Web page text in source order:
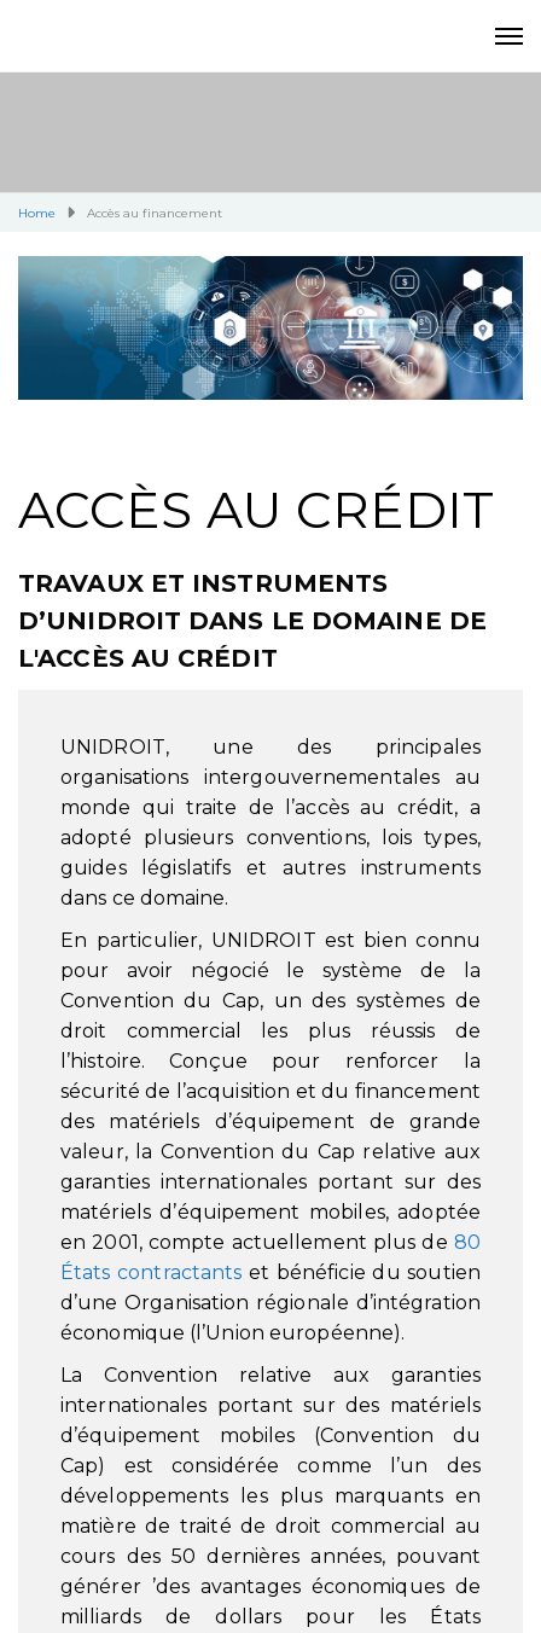
Home Accès au financement
ACCÈS AU CRÉDIT
TRAVAUX ET INSTRUMENTS
D’UNIDROIT DANS LE DOMAINE DE
L'ACCÈS AU CRÉDIT
UNIDROIT, une des principales
organisations intergouvernementales au
monde qui traite de l’accès au crédit, a
adopté plusieurs conventions, lois types,
guides législatifs et autres instruments
dans ce domaine.
En particulier, UNIDROIT est bien connu
pour avoir négocié le système de la
Convention du Cap, un des systèmes de
droit commercial les plus réussis de
l’histoire. Conçue pour renforcer la
sécurité de l’acquisition et du financement
des matériels d’équipement de grande
valeur, la Convention du Cap relative aux
garanties internationales portant sur des
matériels d’équipement mobiles, adoptée
en 2001, compte actuellement plus de 80
États contractants et bénéficie du soutien
d’une Organisation régionale d’intégration
économique (l’Union européenne).
La Convention relative aux garanties
internationales portant sur des matériels
d’équipement mobiles (Convention du
Cap) est considérée comme l’un des
développements les plus marquants en
matière de traité de droit commercial au
cours des 50 dernières années, pouvant
générer ’des avantages économiques de
milliards de dollars pour les États